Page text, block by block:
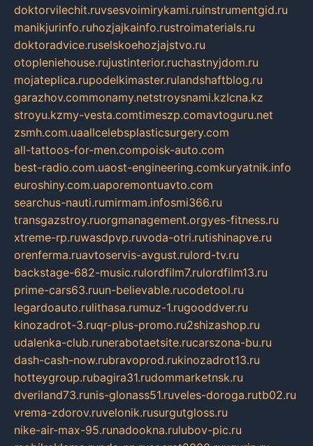
doktorvilechit.ruvsesvoimirykami.ruinstrumentgid.ru
manikjurinfo.ruhozjajkainfo.rustroimaterials.ru
doktoradvice.ruselskoehozjajstvo.ru
otopleniehouse.rujustinterior.ruchastnyjdom.ru
mojateplica.rupodelkimaster.rulandshaftblog.ru
garazhov.commonamy.netstroysnami.kzlcna.kz
stroyu.kzmy-vesta.comtimeszp.comavtoguru.net
zsmh.com.uaallcelebsplasticsurgery.com
all-tattoos-for-men.compoisk-auto.com
best-radio.com.uaost-engineering.comkuryatnik.info
euroshiny.com.uaporemontuavto.com
searchus-nauti.rumirmam.infosmi366.ru
transgazstroy.ruorgmanagement.orgyes-fitness.ru
xtreme-rp.ruwasdpvp.ruvoda-otri.rutishinapve.ru
orenferma.ruavtoservis-avgust.rulord-tv.ru
backstage-682-music.rulordfilm7.rulordfilm13.ru
prime-cars63.ruun-believable.rucodetool.ru
legardoauto.rulithasa.rumuz-1.rugooddver.ru
kinozadrot-3.ruqr-plus-promo.ru2shizashop.ru
udalenka-club.runerabotaetsite.rucarszona-bu.ru
dash-cash-now.rubravoprod.rukinozadrot13.ru
hotteygroup.rubagira31.rudommarketnsk.ru
dveriland73.runis-glonass51.ruveles-doroga.rutb02.ru
vrema-zdorov.ruvelonik.rusurgutgloss.ru
nike-air-max-95.runadookna.rulubov-pic.ru